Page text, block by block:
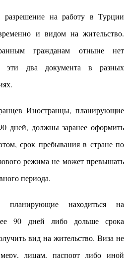
разрешение на работу в Турции
и видом на жительство.
гражданам отныне нет
эти два документа в разных
Иностранцы, планирующие
дней, должны заранее оформить
срок пребывания в стране по
режима не может превышать
периода.
планирующие находиться на
90 дней либо дольше срока
вид на жительство. Виза не
лицам, паспорт либо иной